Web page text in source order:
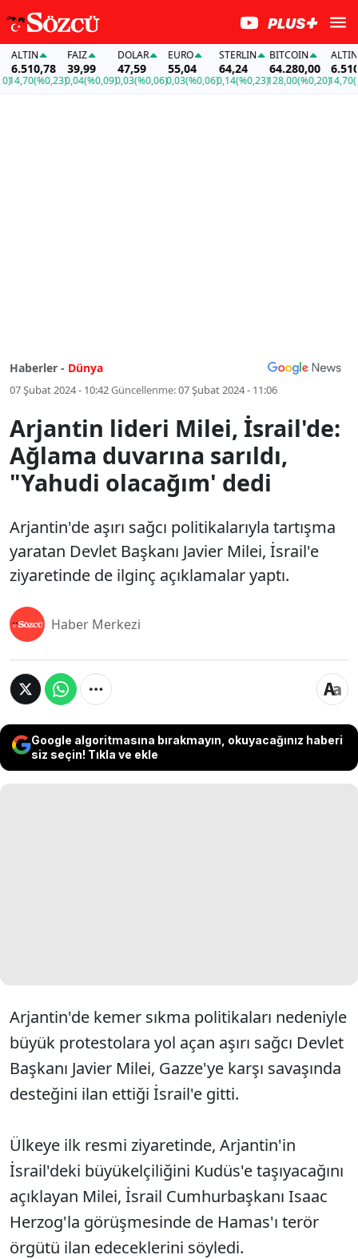
(%0,23)
FAİZ
39,99
0,04(%0,09)
DOLAR
47,59
0,03(%0,06)
EURO
55,04
0,03(%0,06)
STERLIN
64,24
0,14(%0,23)
BITCOIN
64.280,00
128,00(%0,20)
ALTIN
14,70
Haberler - Dünya
07 Şubat 2024 - 10:42Güncellenme:07 Şubat 2024 - 11:06
Arjantin lideri Milei, İsrail'de:
Ağlama duvarına sarıldı,
"Yahudi olacağım' dedi
Arjantin'de aşırı sağcı politikalarıyla tartışma
yaratan Devlet Başkanı Javier Milei, İsrail'e
ziyaretinde de ilginç açıklamalar yaptı.
Haber Merkezi
Google algoritmasına bırakmayın, okuyacağınız haberi
siz seçin! Tıkla ve ekle
Arjantin'de kemer sıkma politikaları nedeniyle
büyük protestolara yol açan aşırı sağcı Devlet
Başkanı Javier Milei, Gazze'ye karşı savaşında
desteğini ilan ettiği İsrail'e gitti.
Ülkeye ilk resmi ziyaretinde, Arjantin'in
İsrail'deki büyükelçiliğini Kudüs'e taşıyacağını
açıklayan Milei, İsrail Cumhurbaşkanı Isaac
Herzog'la görüşmesinde de Hamas'ı terör
örgütü ilan edeceklerini söyledi.